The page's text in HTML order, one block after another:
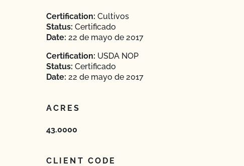
Certification: Cultivos
Status: Certificado
Date: 22 de mayo de 2017
Certification: USDA NOP
Status: Certificado
Date: 22 de mayo de 2017
ACRES
43.0000
CLIENT CODE